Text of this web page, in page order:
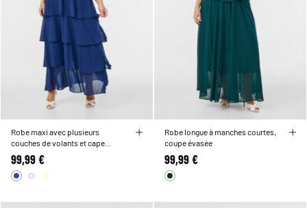
Robe maxi avec plusieurs
couches de volants et cape
amovible
99,99 €
Robe longue à manches courtes,
coupe évasée
99,99 €